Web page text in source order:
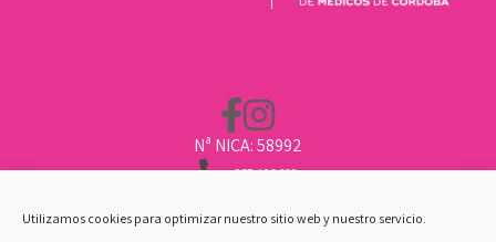
Utilizamos cookies para optimizar nuestro sitio web y nuestro servicio.
Nª NICA: 58992
957 496 669
CLINICA@ARTCLINICA.COM